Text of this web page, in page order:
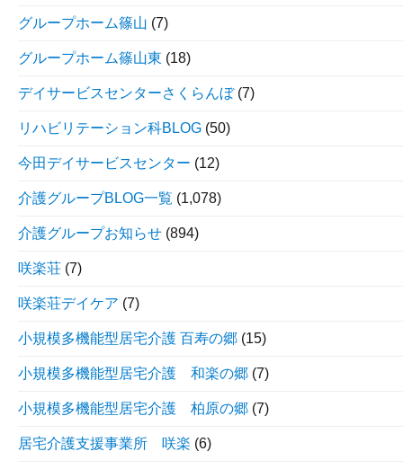
グループホーム篠山 (7)
グループホーム篠山東 (18)
デイサービスセンターさくらんぼ(7)
リハビリテーション科BLOG (50)
今田デイサービスセンター (12)
介護グループBLOG一覧 (1,078)
介護グループお知らせ (894)
咲楽荘 (7)
咲楽荘デイケア (7)
小規模多機能型居宅介護 百寿の郷 (15)
小規模多機能型居宅介護 和楽の郷 (7)
小規模多機能型居宅介護 柏原の郷 (7)
居宅介護支援事業所 咲楽 (6)